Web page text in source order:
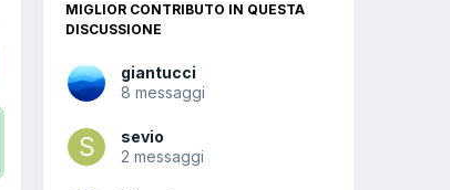
MIGLIOR CONTRIBUTO IN QUESTA
DISCUSSIONE
giantucci
8 messaggi
sevio
2 messaggi